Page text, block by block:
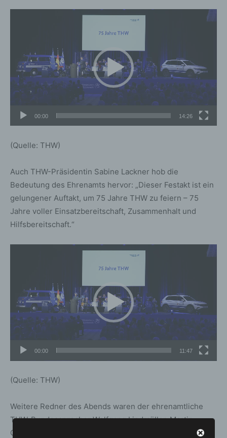
00:00 14:26
(Quelle: THW)
Auch THW-Präsidentin Sabine Lackner hob die
Bedeutung des Ehrenamts hervor: „Dieser Festakt ist ein
gelungener Auftakt, um 75 Jahre THW zu feiern – 75
Jahre voller Einsatzbereitschaft, Zusammenhalt und
Hilfsbereitschaft.“
00:00 11:47
(Quelle: THW)
Weitere Redner des Abends waren der ehrenamtliche
THW-Bundessprecher Wolfgang Lindmüller, Martin
Gerster (MdB), Präsident der THW-Bundesvereinigung